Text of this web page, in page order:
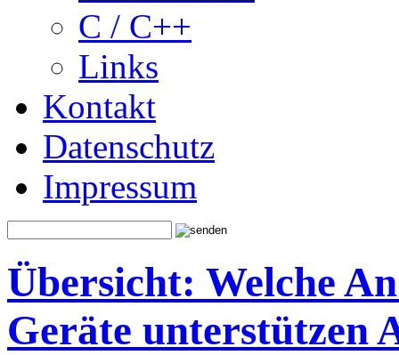
C / C++
Links
Kontakt
Datenschutz
Impressum
Übersicht: Welche
Geräte unterstützen